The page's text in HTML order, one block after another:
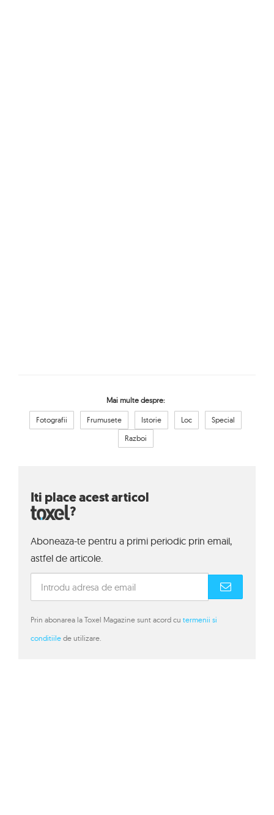
Mai multe despre:
Fotografii Frumusete Istorie Loc
Special
Razboi
Iti place acest articol
?
Aboneaza-te pentru a primi periodic prin email,
astfel de articole.
Prin abonarea la Toxel Magazine sunt acord cu termenii si
conditiile de utilizare.